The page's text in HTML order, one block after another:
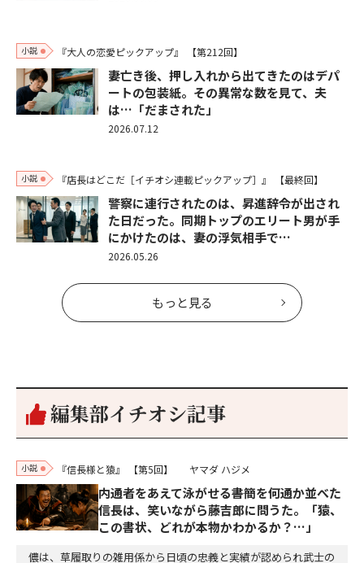
小説 『大人の恋愛ピックアップ』 【第212回】
妻亡き後、押し入れから出てきたのはデパ
ートの包装紙。その異常な数を見て、夫
は…「だまされた」
2026.07.12
小説 『店長はどこだ［イチオシ連載ピックアップ］』 【最終回】
警察に連行されたのは、昇進辞令が出され
た日だった。同期トップのエリート男が手
にかけたのは、妻の浮気相手で…
2026.05.26
もっと見る
編集部イチオシ記事
小説 『信長様と猿』 【第5回】 ヤマダ ハジメ
内通者をあえて泳がせる――書簡を何通か並べた
信長は、笑いながら藤吉郎に問うた。「猿、
この書状、どれが本物かわかるか？…」
儂は、草履取りの雑用係から日頃の忠義と実績が認められ武士の